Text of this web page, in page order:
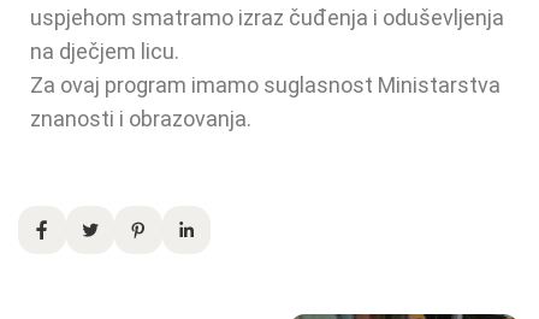
uspjehom smatramo izraz čuđenja i oduševljenja
na dječjem licu.
Za ovaj program imamo suglasnost Ministarstva
znanosti i obrazovanja.